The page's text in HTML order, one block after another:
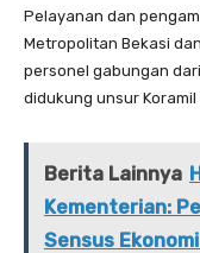
Pelayanan dan
Metropolitan Bekasi
personel gabungan
didukung unsur
Berita Lainnya
Kementerian:
Sensus